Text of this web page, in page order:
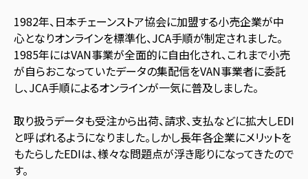
1982年、日本チェーンストア協会に加盟する小売企業が中
心となりオンラインを標準化、JCA手順が制定されました。
1985年にはVAN事業が全面的に自由化され、これまで小売
が自らおこなっていたデータの集配信をVAN事業者に委託
し、JCA手順によるオンラインが一気に普及しました。
取り扱うデータも受注から出荷、請求、支払などに拡大しEDI
と呼ばれるようになりました。しかし長年各企業にメリットを
もたらしたEDIは、様々な問題点が浮き彫りになってきたので
す。